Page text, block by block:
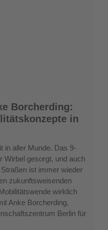
Borcherding:
in
in aller Munde. Das 9-
Wirbel gesorgt, und auch
ist immer wieder
zukunftsweisenden
wirklich
Anke Borcherding,
Berlin für